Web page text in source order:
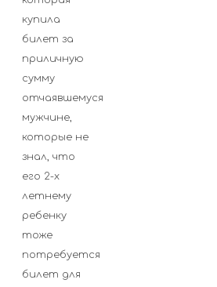
купила
билет за
приличную
сумму
отчаявшемуся
мужчине,
которые не
знал, что
его 2-х
летнему
ребенку
тоже
потребуется
билет для